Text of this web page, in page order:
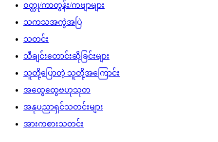
ဝတ္ထု/ကာတွန်း/ကဗျာများ
သကသအကွဲအပြဲ
သတင်း
သီချင်းတောင်းဆိုခြင်းများ
သူတို့ပြောတဲ့ သူတို့အကြောင်း
အထွေထွေဗဟုသုတ
အနုပညာရှင်သတင်းများ
အားကစားသတင်း